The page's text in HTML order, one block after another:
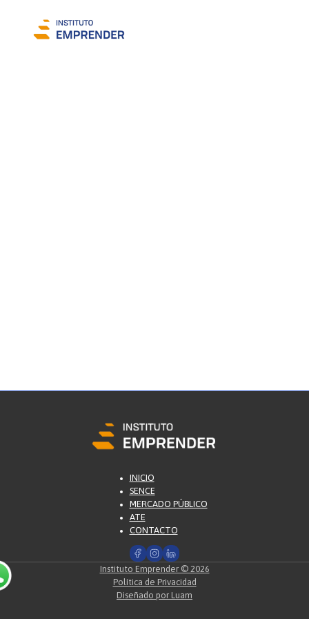
INICIO
SENCE
MERCADO PÚBLICO
ATE
CONTACTO
Instituto Emprender © 2026
Política de Privacidad
Diseñado por Luam